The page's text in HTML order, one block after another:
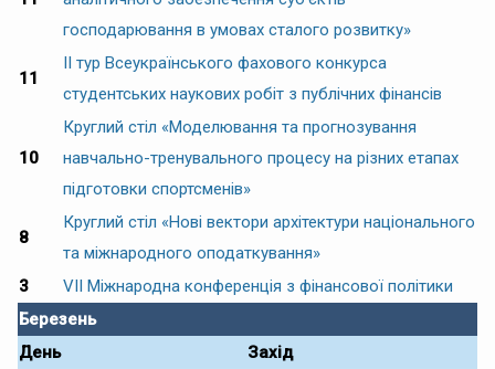
господарювання в умовах сталого розвитку»
11
II тур Всеукраїнського фахового конкурса
студентських наукових робіт з публічних фінансів
10
Круглий стіл «Моделювання та прогнозування
навчально-тренувального процесу на різних етапах
підготовки спортсменів»
8
Круглий стіл «Нові вектори архітектури національного
та міжнародного оподаткування»
3
VIІ Міжнародна конференція з фінансової політики
Березень
День
Захід